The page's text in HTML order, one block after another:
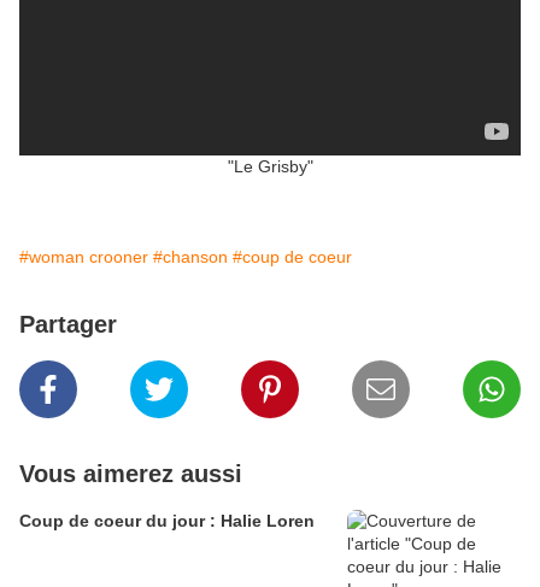
"Le Grisby"
#woman crooner #chanson #coup de coeur
Partager
Vous aimerez aussi
Coup de coeur du jour : Halie Loren